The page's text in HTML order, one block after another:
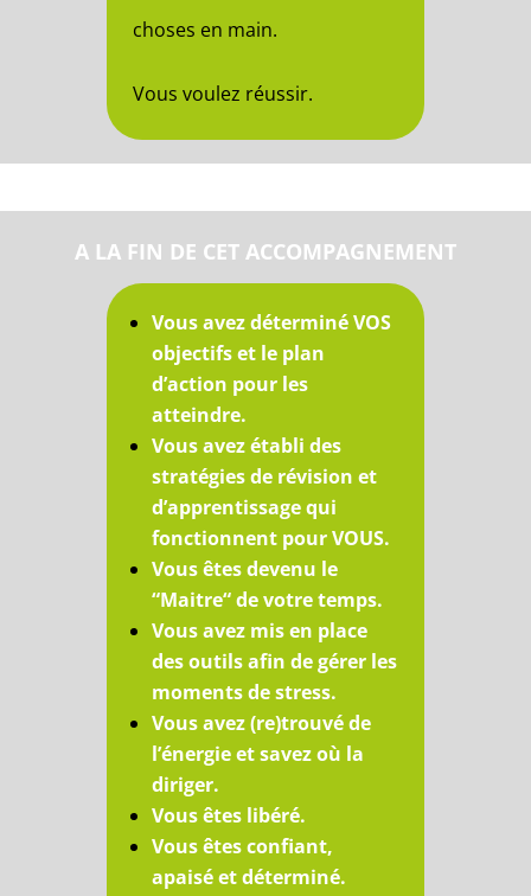
choses en main.
Vous voulez réussir.
A LA FIN DE CET ACCOMPAGNEMENT
Vous avez déterminé VOS
objectifs et le plan
d’action pour les
atteindre.
Vous avez établi des
stratégies de révision et
d’apprentissage qui
fonctionnent pour VOUS.
Vous êtes devenu le
“Maitre“ de votre temps.
Vous avez mis en place
des outils afin de gérer les
moments de stress.
Vous avez (re)trouvé de
l’énergie et savez où la
diriger.
Vous êtes libéré.
Vous êtes confiant,
apaisé et déterminé.